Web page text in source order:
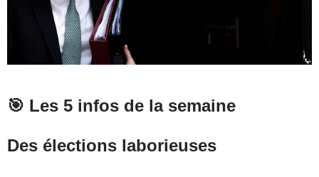
🎯 Les 5 infos de la semaine
Des élections laborieuses